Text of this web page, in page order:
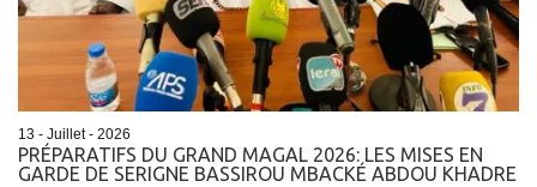
13 - Juillet - 2026
PRÉPARATIFS DU GRAND MAGAL 2026: LES MISES EN
GARDE DE SERIGNE BASSIROU MBACKÉ ABDOU KHADRE